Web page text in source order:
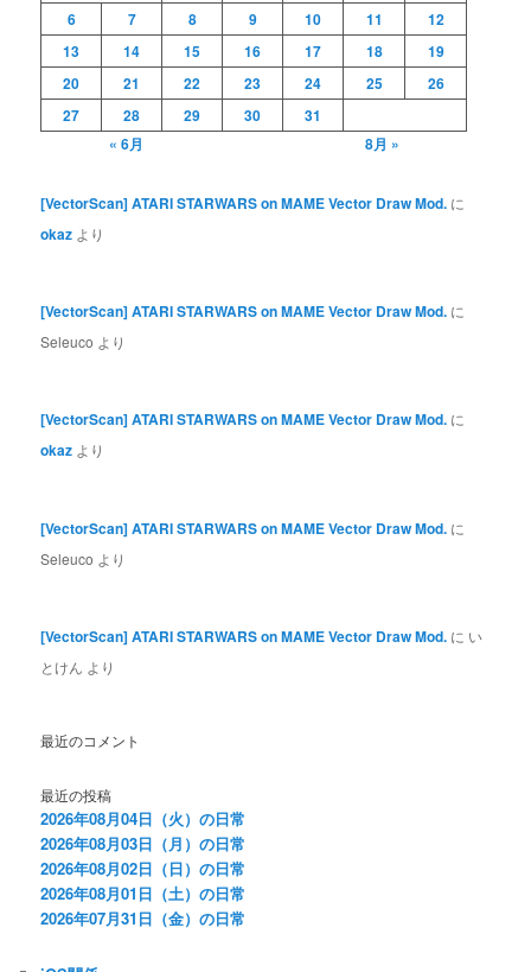
6
7 8 9 10 11
12
13
14 15 16 17 18
19
20
21 22 23 24 25
26
27
28 29 30
31
« 6月
8月 »
[VectorScan] ATARI STARWARS on MAME Vector Draw Mod. に
okaz より
[VectorScan] ATARI STARWARS on MAME Vector Draw Mod. に
Seleuco より
[VectorScan] ATARI STARWARS on MAME Vector Draw Mod. に
okaz より
[VectorScan] ATARI STARWARS on MAME Vector Draw Mod. に
Seleuco より
[VectorScan] ATARI STARWARS on MAME Vector Draw Mod. に い
とけん より
最近のコメント
最近の投稿
2026年08月04日（火）の日常
2026年08月03日（月）の日常
2026年08月02日（日）の日常
2026年08月01日（土）の日常
2026年07月31日（金）の日常